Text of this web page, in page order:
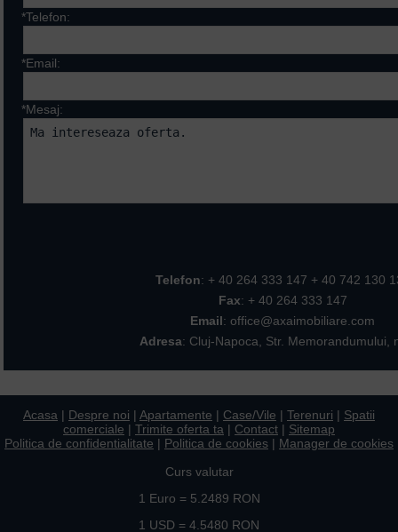
*Telefon:
*Email:
*Mesaj:
Telefon: + 40 264 333 147 + 40 742 130
Fax: + 40 264 333 147
Email: office@axaimobiliare.com
Adresa: Cluj-Napoca, Str. Memorandumului,
Acasa | Despre noi | Apartamente | Case/Vile | Terenuri | Spatii
comerciale | Trimite oferta ta | Contact | Sitemap
Politica de confidentialitate | Politica de cookies | Manager de cookies
Curs valutar
1 Euro = 5.2489 RON
1 USD = 4.5480 RON